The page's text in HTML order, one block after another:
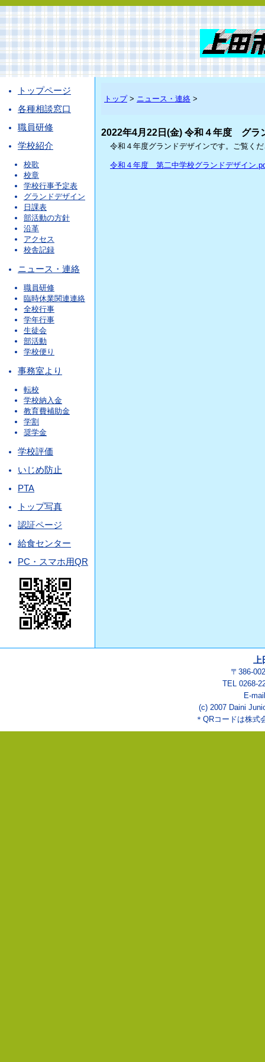
トップページ
各種相談窓口
職員研修
学校紹介
校歌
校章
学校行事予定表
グランドデザイン
日課表
部活動の方針
沿革
アクセス
校舎記録
ニュース・連絡
職員研修
臨時休業関連連絡
全校行事
学年行事
生徒会
部活動
学校便り
事務室より
転校
学校納入金
教育費補助金
学割
奨学金
学校評価
いじめ防止
PTA
トップ写真
認証ページ
給食センター
PC・スマホ用QR
トップ> ニュース・連絡 >
2022年4月22日(金) 令和４年度 グラ
令和４年度グランドデザインです。ご覧く
令和４年度 第二中学校グランドデザイン
〒386-
TEL 0268-
E-
(c) 2007 Daini
＊QRコードは株式